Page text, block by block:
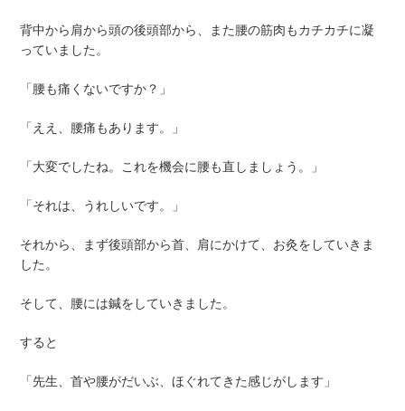
背中から肩から頭の後頭部から、また腰の筋肉もカチカチに凝
っていました。
「腰も痛くないですか？」
「ええ、腰痛もあります。」
「大変でしたね。これを機会に腰も直しましょう。」
「それは、うれしいです。」
それから、まず後頭部から首、肩にかけて、お灸をしていきま
した。
そして、腰には鍼をしていきました。
すると
「先生、首や腰がだいぶ、ほぐれてきた感じがします」